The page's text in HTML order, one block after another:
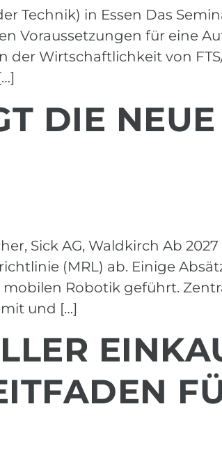
Technik) in Essen Das
Voraussetzungen für eine
Wirtschaftlichkeit von
DIE
Sick AG, Waldkirch Ab
(MRL) ab. Einige
Robotik geführt.
und […]